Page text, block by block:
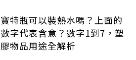
寶特瓶可以裝熱水嗎？上面的
數字代表含意？數字1到7，塑
膠物品用途全解析